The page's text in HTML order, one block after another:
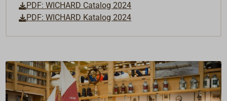
PDF: WICHARD Catalog 2024
PDF: WICHARD Katalog 2024